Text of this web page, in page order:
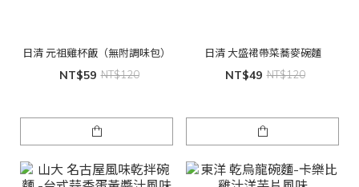
日清 元祖雞杯飯（無附調味包）
NT$59 NT$120
日清 大盛裙帶菜蕎麥碗麵
NT$49 NT$120